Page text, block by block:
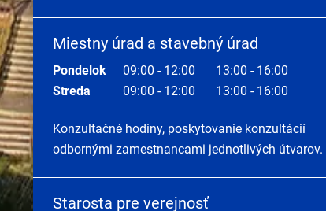
Miestny úrad a stavebný úrad
Pondelok 09:00 - 12:00
13:00 - 16:00
Streda
09:00 - 12:00 13:00 - 16:00
Konzultačné hodiny, poskytovanie konzultácií
odbornými zamestnancami jednotlivých útvarov.
Starosta pre verejnosť